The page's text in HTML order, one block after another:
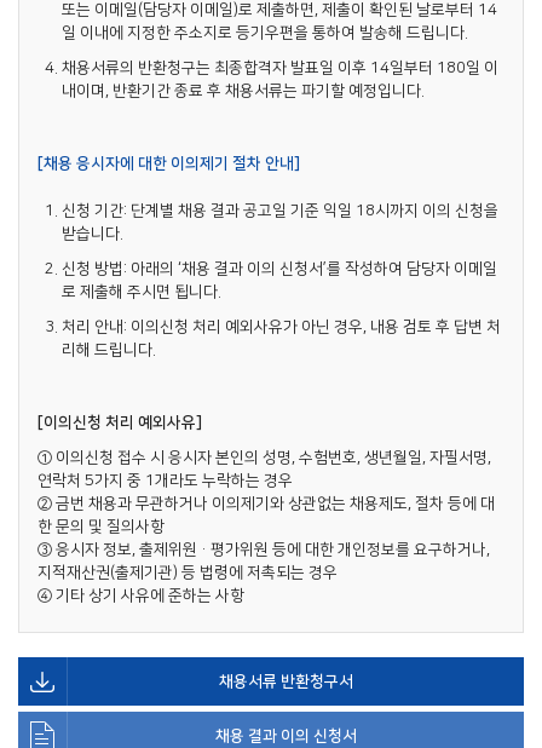
또는 이메일(담당자 이메일)로 제출하면, 제출이 확인된 날로부터 14
일 이내에 지정한 주소지로 등기우편을 통하여 발송해 드립니다.
채용서류의 반환청구는 최종합격자 발표일 이후 14일부터 180일 이
내이며, 반환기간 종료 후 채용서류는 파기할 예정입니다.
[채용 응시자에 대한 이의제기 절차 안내]
신청 기간: 단계별 채용 결과 공고일 기준 익일 18시까지 이의 신청을
받습니다.
신청 방법: 아래의 ‘채용 결과 이의 신청서’를 작성하여 담당자 이메일
로 제출해 주시면 됩니다.
처리 안내: 이의신청 처리 예외사유가 아닌 경우, 내용 검토 후 답변 처
리해 드립니다.
[이의신청 처리 예외사유]
① 이의신청 접수 시 응시자 본인의 성명, 수험번호, 생년월일, 자필서명,
연락처 5가지 중 1개라도 누락하는 경우
② 금번 채용과 무관하거나 이의제기와 상관없는 채용제도, 절차 등에 대
한 문의 및 질의사항
③ 응시자 정보, 출제위원·평가위원 등에 대한 개인정보를 요구하거나,
지적재산권(출제기관) 등 법령에 저촉되는 경우
④ 기타 상기 사유에 준하는 사항
채용서류 반환청구서
채용 결과 이의 신청서